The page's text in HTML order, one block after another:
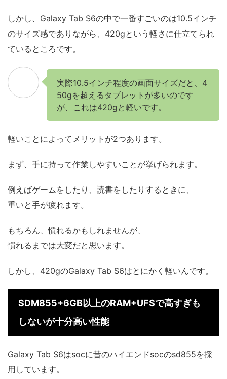
しかし、Galaxy Tab S6の中で一番すごいのは10.5インチ
のサイズ感でありながら、420gという軽さに仕立てられ
ているところです。
実際10.5インチ程度の画面サイズだと、4
50gを超えるタブレットが多いのです
が、これは420gと軽いです。
軽いことによってメリットが2つあります。
まず、手に持って作業しやすいことが挙げられます。
例えばゲームをしたり、読書をしたりするときに、
重いと手が疲れます。
もちろん、慣れるかもしれませんが、
慣れるまでは大変だと思います。
しかし、420gのGalaxy Tab S6はとにかく軽いんです。
SDM855+6GB以上のRAM+UFSで高すぎも
しないが十分高い性能
Galaxy Tab S6はsocに昔のハイエンドsocのsd855を採
用しています。